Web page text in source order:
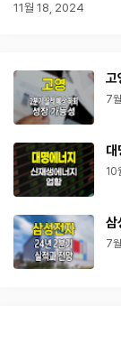
11월 18, 2024
고
7
대
10
삼
7